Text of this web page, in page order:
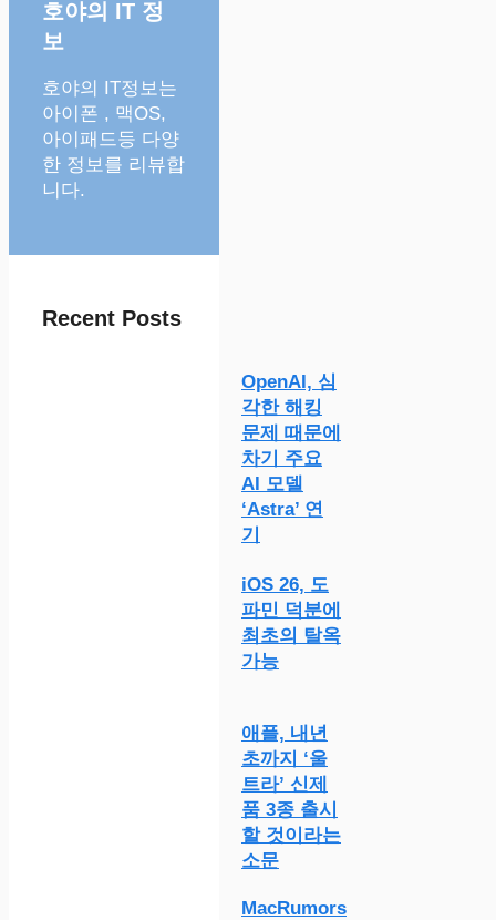
호야의 IT 정
보
호야의 IT정보는
아이폰 , 맥OS,
아이패드등 다양
한 정보를 리뷰합
니다.
Recent Posts
OpenAI, 심
각한 해킹
문제 때문에
차기 주요
AI 모델
‘Astra’ 연
기
iOS 26, 도
파민 덕분에
최초의 탈옥
가능
애플, 내년
초까지 ‘울
트라’ 신제
품 3종 출시
할 것이라는
소문
MacRumors